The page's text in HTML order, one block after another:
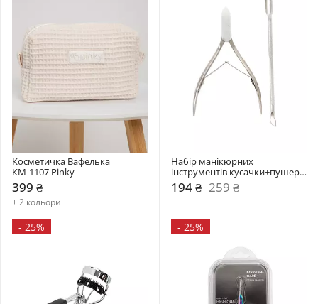
Косметичка Вафелька
КМ-1107 Pinky
399 ₴
+ 2 кольори
Набір манікюрних
інструментів кусачки+пушер
Famo
194 ₴ 259 ₴
- 25% - 25%